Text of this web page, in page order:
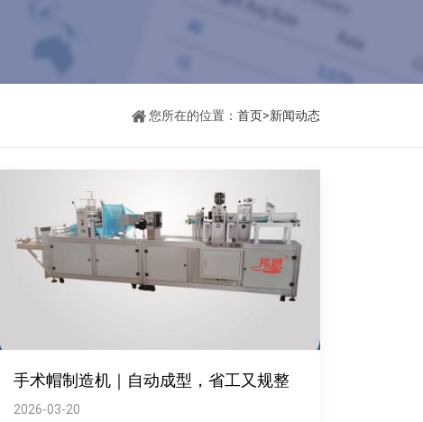
您所在的位置： 首页>新闻动态
手术帽制造机｜自动成型，省工又规整
2026-03-20